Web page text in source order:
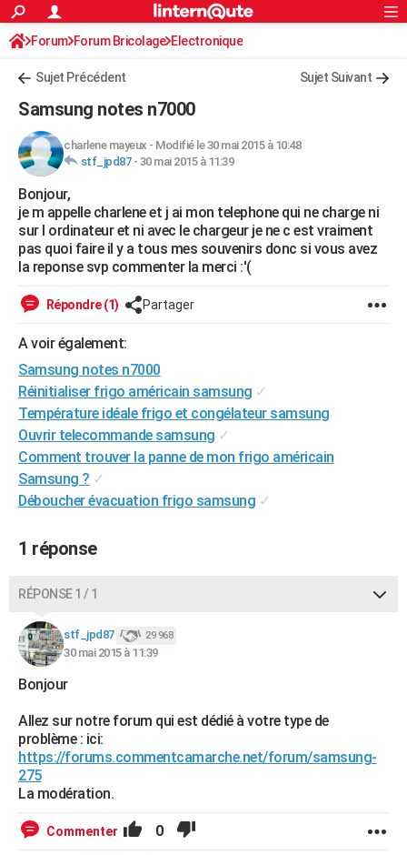
ACTUALITÉS
Politique
Société
Faits Divers
Education
Monde
Villes
+
FINANCE
Retraite
Impôts
Epargne
Immobilier
Risques naturels par ville
Banque
Assurance
Crédit
AUTO
Essais
Réserver un essai
Citadines
Berlines
SUV
Forum auto
+HIGH-TECH
Mobiles
Meilleur smartphone
Internet
Ordinateurs
Jeux vidéo
Guide high-tech
+BRICOLAGE
Forum
Aménagement intérieur
Extérieur
Cuisine
Salle de bains
Jardinage
Rangement
Guides de France
Escapades
Patrimoine
Expositions
Musées
Week-end nature
Art de vivre
Bien-être
Loisirs
Mode
Modes de vie
Alimentation
Guide de la santé
Maladies
Médicaments
Sommeil
VOYAGE
Destinations
City break
Voyage nature
Voyage de noces
Forum
PHOTO
GUIDES D'ACHAT
BONS PLANS
CARTE DE VOEUX
COPAINS D'AVANT
S'inscrire
Se connecter
Lycées
Collèges
Primaires
Universités
Entreprises
Service militaire
Avis de recherche
AVIS DE DÉCÈS
FORUM
Bricolage
Lifestyle
Culture
Sport
Auto
Television
Voyage
Cinema
S'inscrire
Connexion
Forum Forum Bricolage Electronique
Sujet Précédent Sujet Suivant
Samsung notes n7000
charlene mayeux - Modifié le 30 mai 2015 à 10:48
stf_jpd87- 30 mai 2015 à 11:39
Bonjour,
je m appelle charlene et j ai mon telephone qui ne charge ni
sur l ordinateur et ni avec le chargeur je ne c est vraiment
pas quoi faire il y a tous mes souvenirs donc si vous avez
la reponse svp commenter la merci :'(
Répondre (1) Partager
A voir également:
Samsung notes n7000
Réinitialiser frigo américain samsung ✓
Température idéale frigo et congélateur samsung
Ouvrir telecommande samsung ✓
Comment trouver la panne de mon frigo américain
Samsung ? ✓
Déboucher évacuation frigo samsung ✓
1 réponse
RÉPONSE 1 / 1
stf_jpd87 29 968
30 mai 2015 à 11:39
Bonjour
Allez sur notre forum qui est dédié à votre type de
problème : ici:
https://forums.commentcamarche.net/forum/samsung-
275
La modération.
Commenter 0